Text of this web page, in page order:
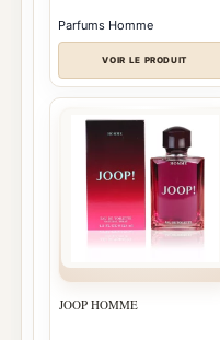
Parfums Homme
VOIR LE PRODUIT
JOOP HOMME